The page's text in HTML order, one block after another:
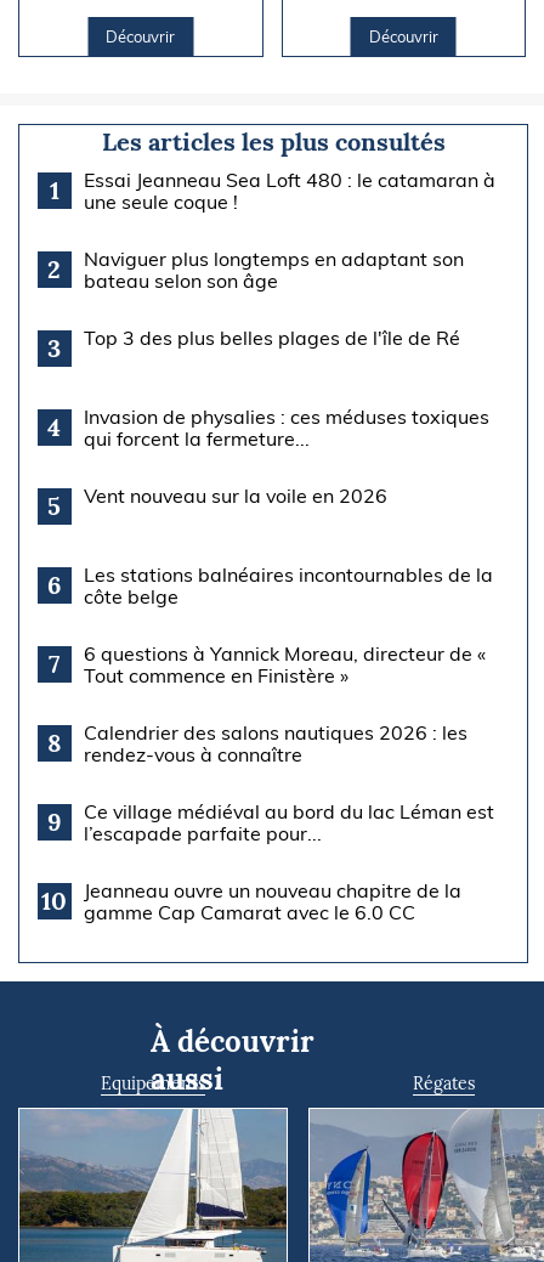
Découvrir Découvrir
Les articles les plus consultés
1
Essai Jeanneau Sea Loft 480 : le catamaran à
une seule coque !
2
Naviguer plus longtemps en adaptant son
bateau selon son âge
3 Top 3 des plus belles plages de l'île de Ré
4
Invasion de physalies : ces méduses toxiques
qui forcent la fermeture...
5 Vent nouveau sur la voile en 2026
6
Les stations balnéaires incontournables de la
côte belge
7
6 questions à Yannick Moreau, directeur de «
Tout commence en Finistère »
8
Calendrier des salons nautiques 2026 : les
rendez-vous à connaître
9
Ce village médiéval au bord du lac Léman est
l’escapade parfaite pour...
10
Jeanneau ouvre un nouveau chapitre de la
gamme Cap Camarat avec le 6.0 CC
À découvrir
aussi
Equipements Régates